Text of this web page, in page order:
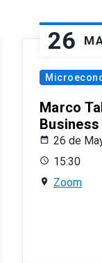
26
Marco
26 de
15:30
Zoom